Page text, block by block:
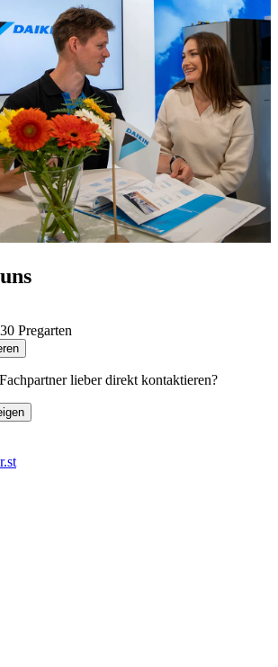
Pregarten
lieber direkt kontaktieren?